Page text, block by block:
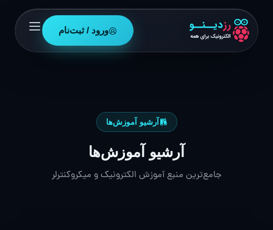
ورود / ثبت‌نام
آرشیو آموزش‌ها
آرشیو آموزش‌ها
جامع‌ترین منبع آموزش الکترونیک و میکروکنترلر